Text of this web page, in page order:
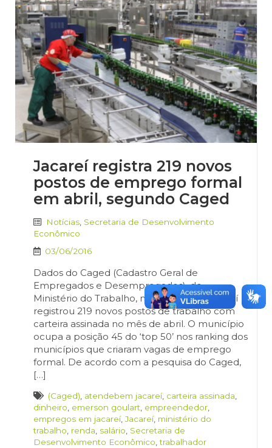
Jacareí registra 219 novos
postos de emprego formal
em abril, segundo Caged
Notícias Secretaria de Desenvolvimento
Econômico
03/06/2016
Dados do Caged (Cadastro Geral de
Empregados e Desempregados), do
Ministério do Trabalho, mostram que Jacareí
registrou 219 novos postos de trabalho com
carteira assinada no mês de abril. O município
ocupa a posição 45 do ‘top 50’ nos ranking dos
municípios que criaram vagas de emprego
formal. De acordo com a pesquisa do Caged,
[…]
(Caged) atendebem jacareí, carteira assinada
dinheiro emerson goulart empreendedor
empregos em jacareí,Jacareí, ministério do
trabalho renda salário Secretaria de
Desenvolvimento Econômico ,trabalhador